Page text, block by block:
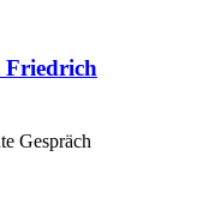
Friedrich
Gespräch